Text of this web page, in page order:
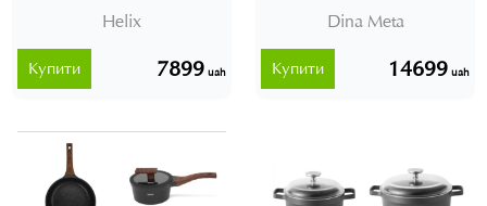
Helix
7899 uah
Купити
Dina Meta
14699 uah
Купити